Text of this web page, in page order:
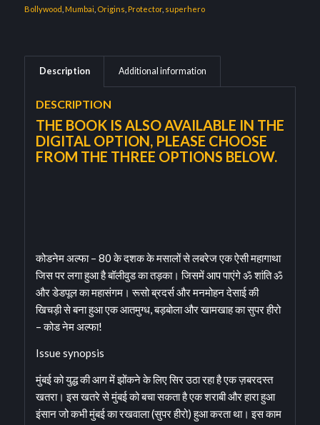
Bollywood Mumbai Origins Protector, superhero
Description Additional information
DESCRIPTION
THE BOOK IS ALSO AVAILABLE IN THE
DIGITAL OPTION, PLEASE CHOOSE
FROM THE THREE OPTIONS BELOW.
कोडनेम अल्फा – 80 के दशक के मसालों से लबरेज एक ऐसी महागाथा
जिस पर लगा हुआ है बॉलीवुड का तड़का। जिसमें आप पाएंगे ॐ शांति ॐ
और डेडपूल का महासंगम। रूसो ब्रदर्स और मनमोहन देसाई की
खिचड़ी से बना हुआ एक आतमुग्ध, बड़बोला और खामखाह का सुपर हीरो
– कोड नेम अल्फा!
Issue synopsis
मुंबई को युद्ध की आग में झोंकने के लिए सिर उठा रहा है एक ज़बरदस्त
खतरा। इस खतरे से मुंबई को बचा सकता है एक शराबी और हारा हुआ
इंसान जो कभी मुंबई का रखवाला (सुपर हीरो) हुआ करता था। इस काम